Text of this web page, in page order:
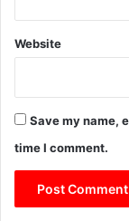
Website
Save my name,
time I comment.